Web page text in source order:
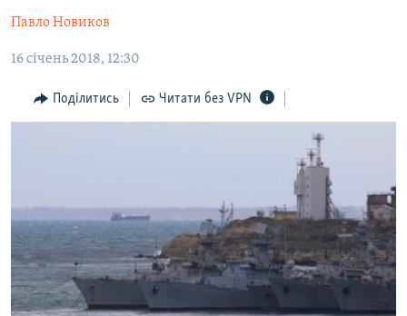
основної
Перейти
пошуку
БЛОГИ
ПОГЛЯД
ІНТЕРВ'Ю
ВІДЕОУРОКИ «ELIFBE»
СВІДЧЕННЯ ОКУПАЦІЇ
УКРАЇНСЬКА ПРОБЛЕМА КРИМУ
Русский
Qırımtatar
Павло Новиков
16 січень 2018, 12:30
Поділитись Читати без VPN